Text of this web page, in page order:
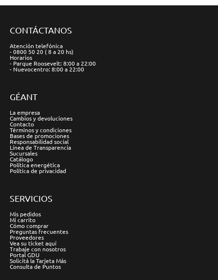
CONTÁCTANOS
Atención telefónica
- 0800 50 20 ( 8 a 20 hs)
Horarios
- Parque Roosevelt: 8:00 a 22:00
- Nuevocentro: 8:00 a 22:00
GÉANT
La empresa
Cambios y devoluciones
Contacto
Términos y condiciones
Bases de promociones
Responsabilidad social
Línea de Transparencia
Sucursales
Catálogo
Política energética
Política de privacidad
SERVICIOS
Mis pedidos
Mi carrito
Cómo comprar
Preguntas frecuentes
Proveedores
Vea su ticket aquí
Trabaje con nosotros
Portal GDU
Solicitá la Tarjeta Más
Consulta de Puntos